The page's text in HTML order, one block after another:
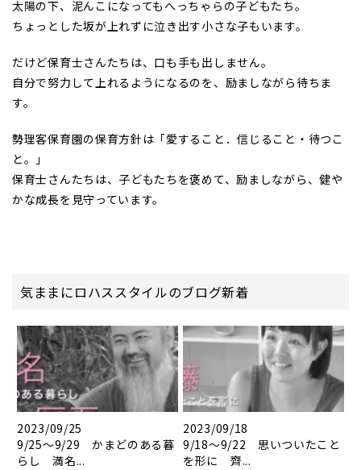
太陽の下、泥んこになってもへっちゃらの子どもたち。
ちょっとした坂が上れずに泣き出す小さな子もいます。
だけど保育士さんたちは、口も手も出しません。
自分で努力して上れるようになるのを、励ましながら待ちま
す。
勢理客保育園の保育方針は「愛すること．信じること・待つこ
と。」
保育士さんたちは、子どもたちを褒めて、励ましながら、健や
かな成長を見守っています。
気ままにロハススタイルのブログ新着
2023/09/25
9/25～9/29 かまどのある暮
らし 満名...
2023/09/18
9/18～9/22 思いついたこと
を形に 齊...